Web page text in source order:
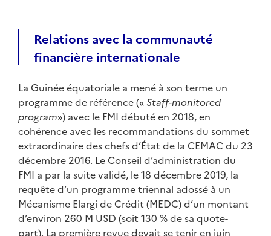
Relations avec la communauté
financière internationale
La Guinée équatoriale a mené à son terme un
programme de référence («Staff-monitored
program») avec le FMI débuté en 2018, en
cohérence avec les recommandations du sommet
extraordinaire des chefs d’État de la CEMAC du 23
décembre 2016. Le Conseil d’administration du
FMI a par la suite validé, le 18 décembre 2019, la
requête d’un programme triennal adossé à un
Mécanisme Elargi de Crédit (MEDC) d’un montant
d’environ 260 M USD (soit 130 % de sa quote-
part). La première revue devait se tenir en juin